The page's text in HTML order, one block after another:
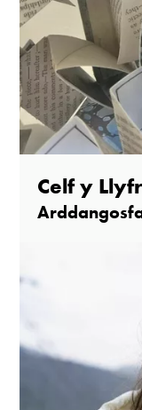
Celf y Llyfr